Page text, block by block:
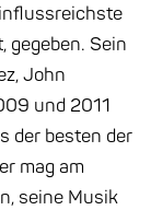
gegeben. Sein
John
und 2011
der besten der
mag am
seine Musik